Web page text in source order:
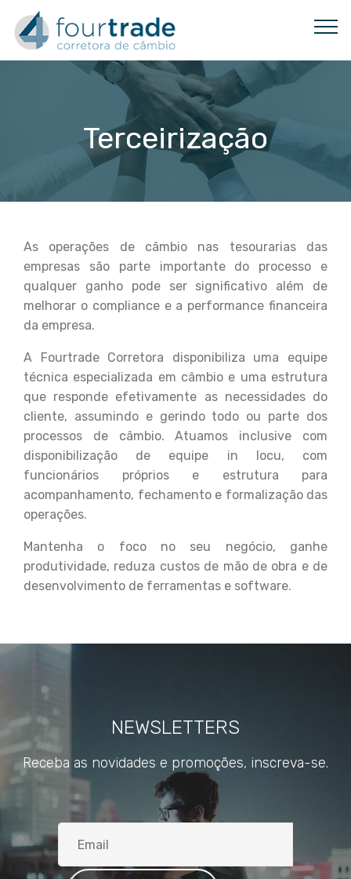
Terceirização
As operações de câmbio nas tesourarias das
empresas são parte importante do processo e
qualquer ganho pode ser significativo além de
melhorar o compliance e a performance financeira
da empresa.
A Fourtrade Corretora disponibiliza uma equipe
técnica especializada em câmbio e uma estrutura
que responde efetivamente as necessidades do
cliente, assumindo e gerindo todo ou parte dos
processos de câmbio. Atuamos inclusive com
disponibilização de equipe in locu, com
funcionários próprios e estrutura para
acompanhamento, fechamento e formalização das
operações.
Mantenha o foco no seu negócio, ganhe
produtividade, reduza custos de mão de obra e de
desenvolvimento de ferramentas e software.
NEWSLETTERS
Receba as novidades e promoções, inscreva-se.